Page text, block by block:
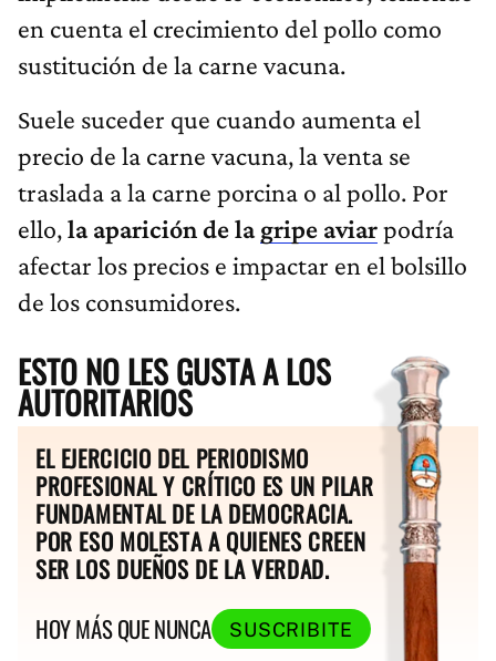
en cuenta el crecimiento del pollo como
sustitución de la carne vacuna.
Suele suceder que cuando aumenta el
precio de la carne vacuna, la venta se
traslada a la carne porcina o al pollo. Por
ello,la aparición de lagripe aviarpodría
afectar los precios e impactar en el bolsillo
de los consumidores.
ESTO NO LES GUSTA A LOS
AUTORITARIOS
EL EJERCICIO DEL PERIODISMO
PROFESIONAL Y CRÍTICO ES UN PILAR
FUNDAMENTAL DE LA DEMOCRACIA.
POR ESO MOLESTA A QUIENES CREEN
SER LOS DUEÑOS DE LA VERDAD.
HOY MÁS QUE NUNCA
SUSCRIBITE